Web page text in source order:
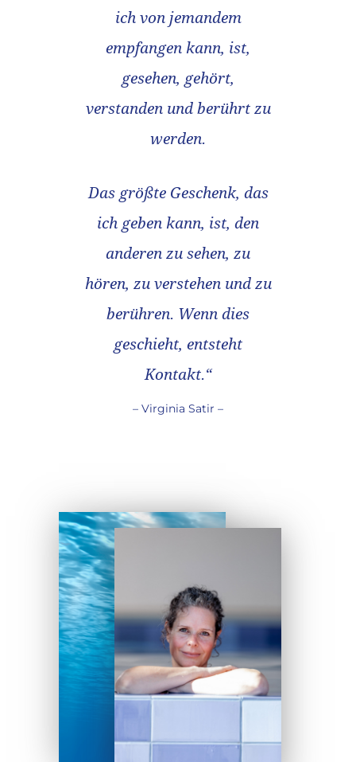
ich von jemandem
empfangen kann, ist,
gesehen, gehört,
verstanden und berührt zu
werden.
Das größte Geschenk, das
ich geben kann, ist, den
anderen zu sehen, zu
hören, zu verstehen und zu
berühren. Wenn dies
geschieht, entsteht
Kontakt.“
– Virginia Satir –